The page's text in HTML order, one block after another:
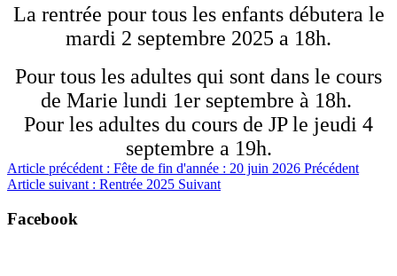
La rentrée pour tous les enfants débutera le
mardi 2 septembre 2025 a 18h.
Pour tous les adultes qui sont dans le cours
de Marie lundi 1er septembre à 18h.
Pour les adultes du cours de JP le jeudi 4
septembre a 19h.
Article précédent : Fête de fin d'année : 20 juin 2026 Précédent
Article suivant : Rentrée 2025 Suivant
Facebook